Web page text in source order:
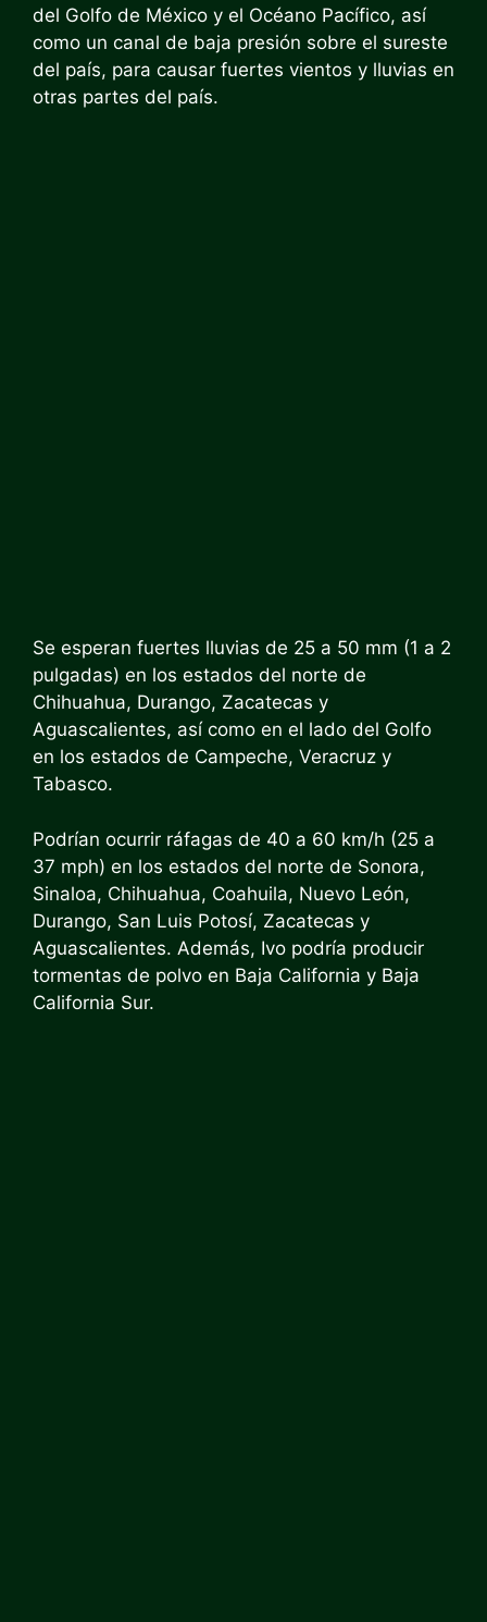
del Golfo de México y el Océano Pacífico, así
como un canal de baja presión sobre el sureste
del país, para causar fuertes vientos y lluvias en
otras partes del país.
Se esperan fuertes lluvias de 25 a 50 mm (1 a 2
pulgadas) en los estados del norte de
Chihuahua, Durango, Zacatecas y
Aguascalientes, así como en el lado del Golfo
en los estados de Campeche, Veracruz y
Tabasco.
Podrían ocurrir ráfagas de 40 a 60 km/h (25 a
37 mph) en los estados del norte de Sonora,
Sinaloa, Chihuahua, Coahuila, Nuevo León,
Durango, San Luis Potosí, Zacatecas y
Aguascalientes. Además, Ivo podría producir
tormentas de polvo en Baja California y Baja
California Sur.